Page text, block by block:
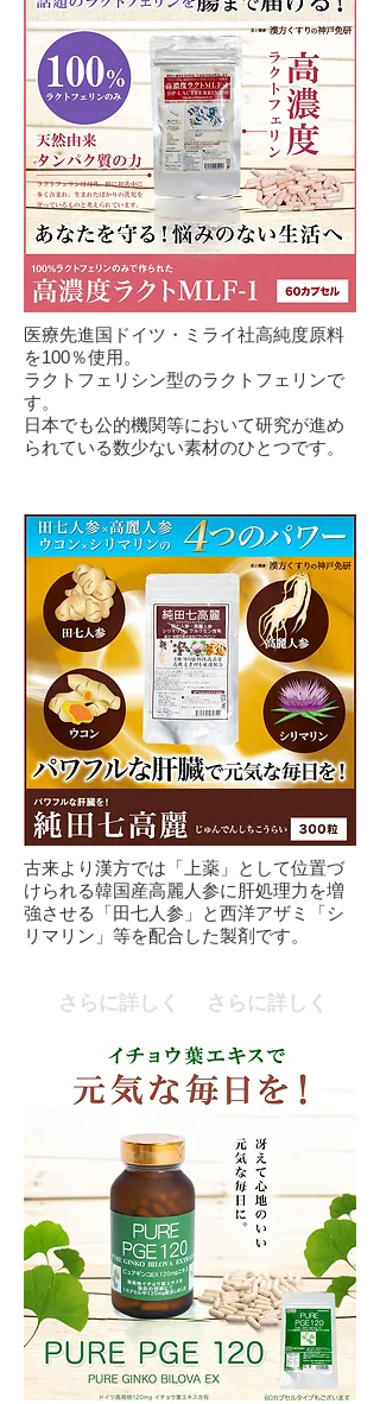
医療先進国ドイツ・ミライ社高純度原料
を100％使用。
ラクトフェリシン型のラクトフェリンで
す。
日本でも公的機関等において研究が進め
られている数少ない素材のひとつです。
古来より漢方では「上薬」として位置づ
けられる韓国産高麗人参に肝処理力を増
強させる「田七人参」と西洋アザミ「シ
リマリン」等を配合した製剤です。
さらに詳しく さらに詳しく